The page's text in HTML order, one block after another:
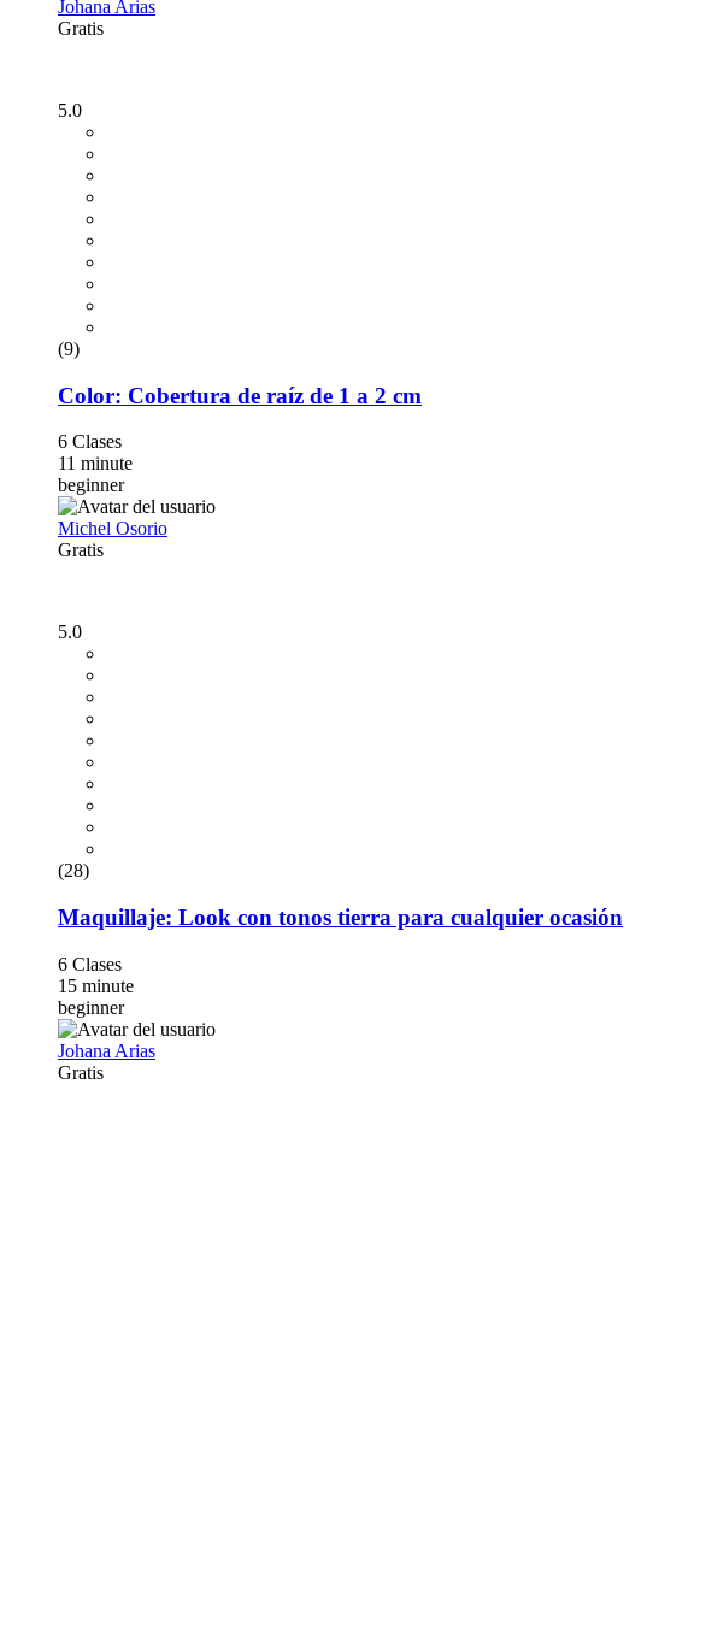
Johana Arias
Gratis
5.0
(9)
Color: Cobertura de raíz de 1 a 2 cm
6 Clases
11 minute
beginner
Michel Osorio
Gratis
5.0
(28)
Maquillaje: Look con tonos tierra para cualquier ocasión
6 Clases
15 minute
beginner
Johana Arias
Gratis